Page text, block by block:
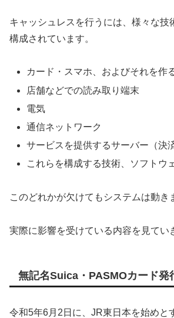
キャッシュレスを行うには、様々な技
構成されています。
カード・スマホ、およびそれを作
店舗などでの読み取り端末
電気
通信ネットワーク
サービスを提供するサーバー（決
これらを構成する技術、ソフトウ
このどれかが欠けてもシステムは動き
実際に影響を受けている内容を見てい
無記名Suica・PASMOカード発
令和5年6月2日に、JR東日本を始めと